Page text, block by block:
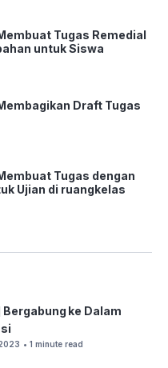
Tugas Remedial
untuk Siswa
Draft Tugas
Tugas dengan
Ujian di ruangkelas
ke Dalam
• 1 minute read